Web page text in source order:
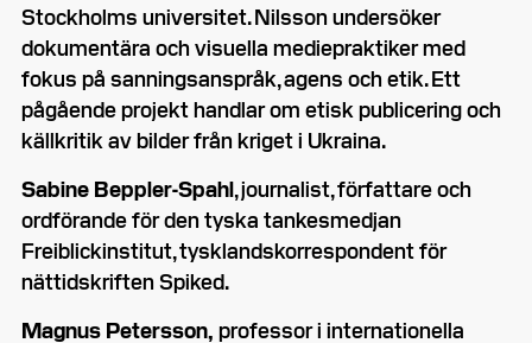
Stockholms universitet. Nilsson undersöker
dokumentära och visuella mediepraktiker med
fokus på sanningsanspråk, agens och etik. Ett
pågående projekt handlar om etisk publicering och
källkritik av bilder från kriget i Ukraina.
Sabine Beppler-Spahl, journalist, författare och
ordförande för den tyska tankesmedjan
Freiblickinstitut, tysklandskorrespondent för
nättidskriften Spiked.
Magnus Petersson, professor i internationella